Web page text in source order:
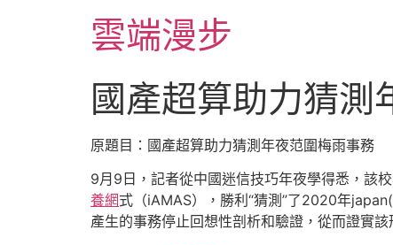
雲端漫步
國產超算助力猜測
原題目：國產超算助力猜測年夜范圍梅雨事務
9月9日，記者從中國迷信技巧年夜學得悉，該
養網式（iAMAS），勝利“猜測”了2020年
產生的事務停止回想性剖析和驗證，從而證實該